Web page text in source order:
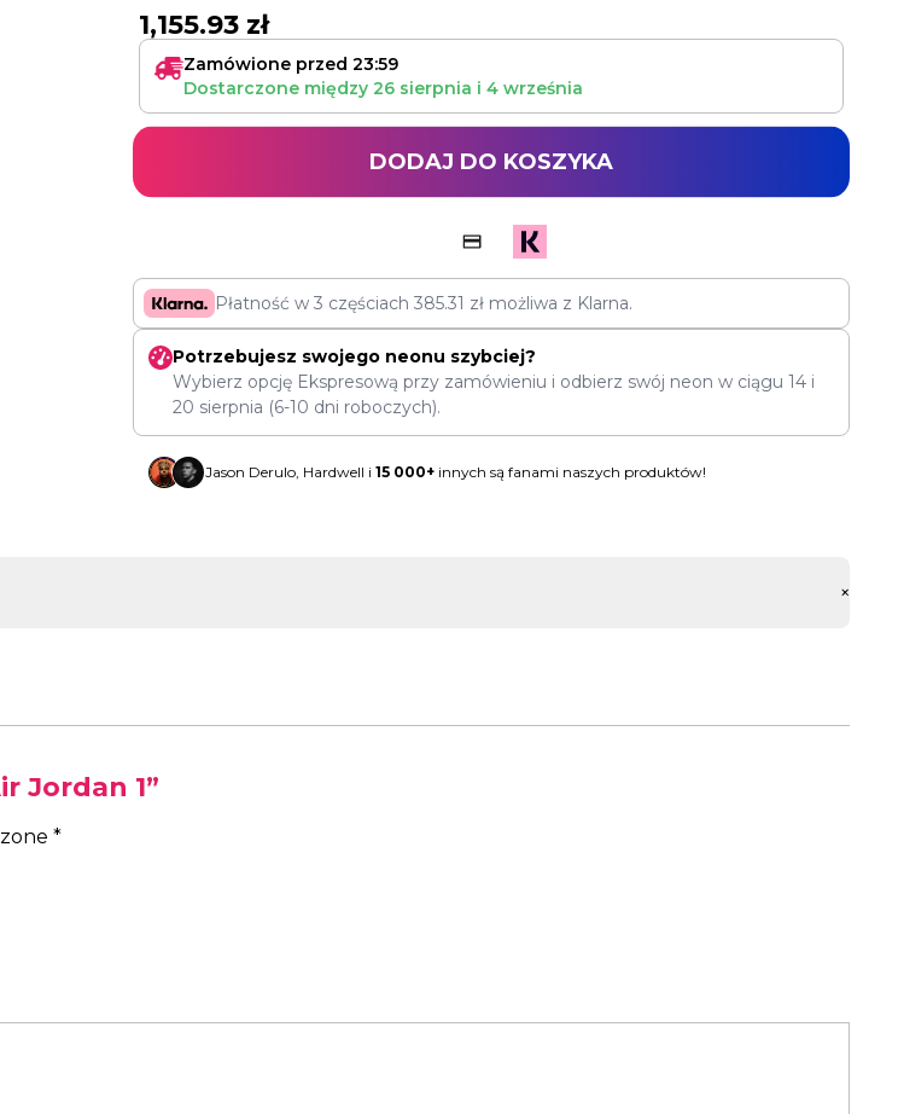
1,155.93 zł
Zamówione przed 23:59
Dostarczone między 26 sierpnia i 4 września
DODAJ DO KOSZYKA
Płatność w 3 częściach385.31 zł możliwa z Klarna.
Potrzebujesz swojego neonu szybciej?
Wybierz opcję Ekspresową przy zamówieniu i odbierz swój neon w ciągu 14i
20 sierpnia (6-10 dni roboczych).
Jason Derulo, Hardwell i 15 000+innych są fanami naszych produktów!
+
Jordan 1”
*